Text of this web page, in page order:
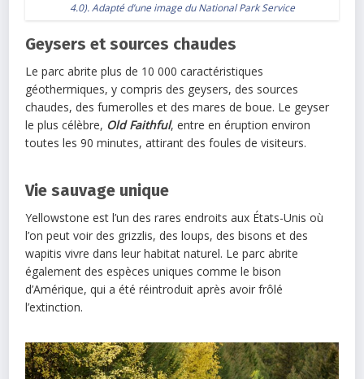
4.0). Adapté d’une image duNational Park Service
Geysers et sources chaudes
Le parc abrite plus de 10 000 caractéristiques
géothermiques, y compris des geysers, des sources
chaudes, des fumerolles et des mares de boue. Le geyser
le plus célèbre, Old Faithful, entre en éruption environ
toutes les 90 minutes, attirant des foules de visiteurs.
Vie sauvage unique
Yellowstone est l’un des rares endroits aux États-Unis où
l’on peut voir des grizzlis, des loups, des bisons et des
wapitis vivre dans leur habitat naturel. Le parc abrite
également des espèces uniques comme le bison
d’Amérique, qui a été réintroduit après avoir frôlé
l’extinction.